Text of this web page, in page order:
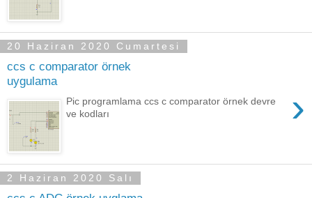
20 Haziran 2020 Cumartesi
ccs c comparator örnek
uygulama
›
Pic programlama ccs c comparator örnek devre
ve kodları
2 Haziran 2020 Salı